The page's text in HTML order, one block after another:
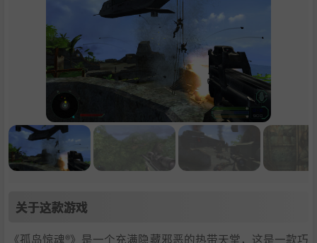
关于这款游戏
《孤岛惊魂®》是一个充满隐藏邪恶的热带天堂，这是一款巧